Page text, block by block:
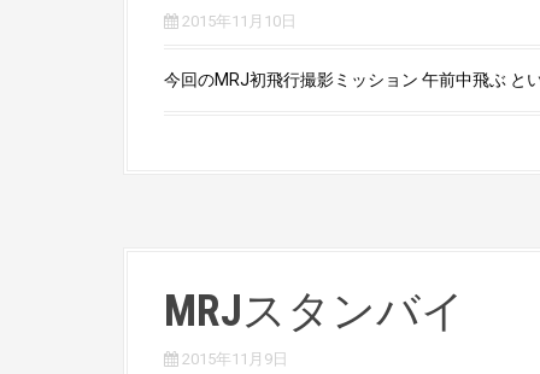
2015年11月10日
今回のMRJ初飛行撮影ミッション 午前中飛ぶ と
MRJスタンバイ
2015年11月9日